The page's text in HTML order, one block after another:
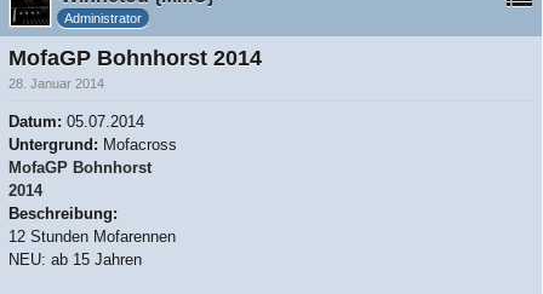
Administrator
MofaGP Bohnhorst 2014
28. Januar 2014
Datum: 05.07.2014
Untergrund: Mofacross
MofaGP Bohnhorst
2014
Beschreibung:
12 Stunden Mofarennen
NEU: ab 15 Jahren